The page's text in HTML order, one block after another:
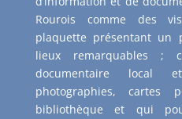
Rourois comme des
plaquette présentant un
lieux remarquables ;
documentaire local
photographies, cartes
bibliothèque et qui